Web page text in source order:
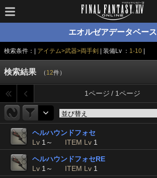
エオルゼアデータベース
検索条件：| アイテム>武器>両手剣 | 装備Lv ： 1-10|
検索結果 （ 12件）
1ページ / 1ページ
ヘルハウンドフォセ
Lv 1～ ITEM Lv 1
ヘルハウンドフォセRE
Lv 1～ ITEM Lv 1